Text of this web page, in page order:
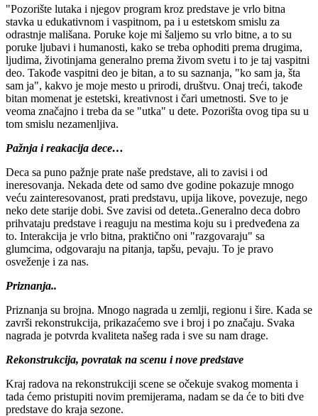
"Pozorište lutaka i njegov program kroz predstave je vrlo bitna
stavka u edukativnom i vaspitnom, pa i u estetskom smislu za
odrastnje mališana. Poruke koje mi šaljemo su vrlo bitne, a to su
poruke ljubavi i humanosti, kako se treba ophoditi prema drugima,
ljudima, životinjama generalno prema živom svetu i to je taj vaspitni
deo. Takođe vaspitni deo je bitan, a to su saznanja, "ko sam ja, šta
sam ja", kakvo je moje mesto u prirodi, društvu. Onaj treći, takođe
bitan momenat je estetski, kreativnost i čari umetnosti. Sve to je
veoma značajno i treba da se "utka" u dete. Pozorišta ovog tipa su u
tom smislu nezamenljiva.
Pažnja i reakacija dece…
Deca sa puno pažnje prate naše predstave, ali to zavisi i od
ineresovanja. Nekada dete od samo dve godine pokazuje mnogo
veću zainteresovanost, prati predstavu, upija likove, povezuje, nego
neko dete starije dobi. Sve zavisi od deteta..Generalno deca dobro
prihvataju predstave i reaguju na mestima koju su i predveđena za
to. Interakcija je vrlo bitna, praktično oni "razgovaraju" sa
glumcima, odgovaraju na pitanja, tapšu, pevaju. To je pravo
osveženje i za nas.
Priznanja..
Priznanja su brojna. Mnogo nagrada u zemlji, regionu i šire. Kada se
završi rekonstrukcija, prikazaćemo sve i broj i po značaju. Svaka
nagrada je potvrda kvaliteta našeg rada i sve su nam drage.
Rekonstrukcija, povratak na scenu i nove predstave
Kraj radova na rekonstrukciji scene se očekuje svakog momenta i
tada ćemo pristupiti novim premijerama, nadam se da će to biti dve
predstave do kraja sezone.